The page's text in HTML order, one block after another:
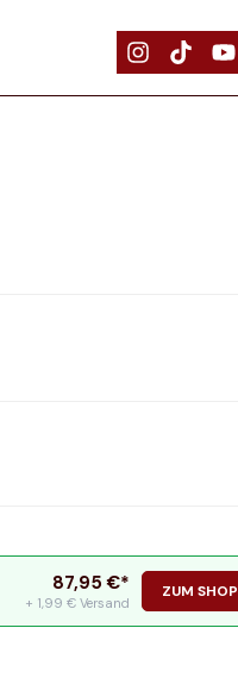
87,95 €*
+ 1,99 € Versand
ZUM SHOP